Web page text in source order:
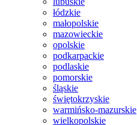
łódzkie
małopolskie
mazowieckie
opolskie
podkarpackie
podlaskie
pomorskie
śląskie
świętokrzyskie
warmińsko-mazurskie
wielkopolskie